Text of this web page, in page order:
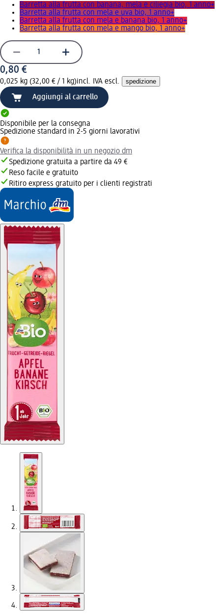
Barretta alla frutta con banana, mela e ciliegia bio, 1 anno+
Barretta alla frutta con mela e uva bio, 1 anno+
Barretta alla frutta con mela e banana bio, 1 anno+
Barretta alla frutta con mela e mango bio, 1 anno+
0,80 €
0,025 kg (32,00 € / 1 kg)incl. IVA escl. spedizione
Aggiungi al carrello
Disponibile per la consegna
Spedizione standard in 2-5 giorni lavorativi
Verifica la disponibilità in un negozio dm
Spedizione gratuita a partire da 49 €
Reso facile e gratuito
Ritiro express gratuito per i clienti registrati